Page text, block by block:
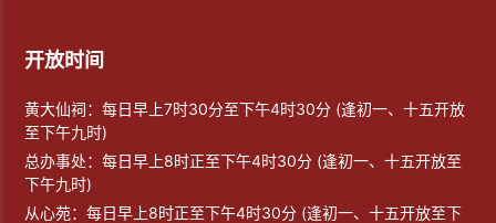
开放时间
黄大仙祠：每日早上7时30分至下午4时30分 (逢初一、十五开放
至下午九时)
总办事处：每日早上8时正至下午4时30分 (逢初一、十五开放至
下午九时)
从心苑：每日早上8时正至下午4时30分 (逢初一、十五开放至下